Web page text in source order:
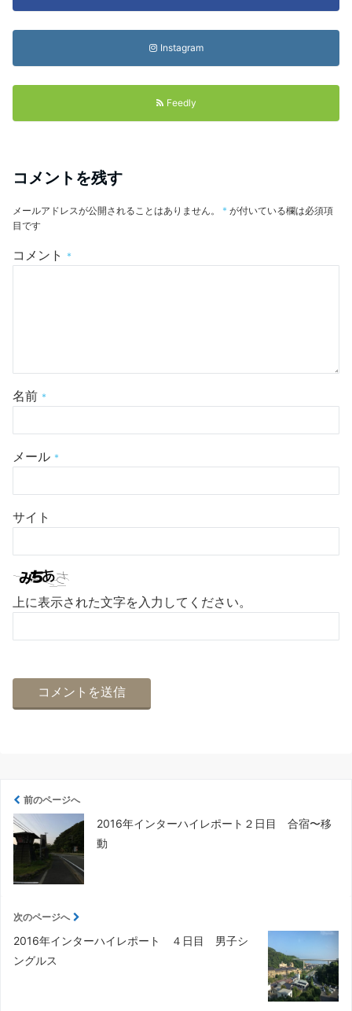
Instagram
Feedly
コメントを残す
メールアドレスが公開されることはありません。 * が付いている欄は必須項
目です
コメント *
名前 *
メール *
サイト
上に表示された文字を入力してください。
前のページへ
2016年インターハイレポート２日目 合宿〜移
動
次のページへ
2016年インターハイレポート ４日目 男子シ
ングルス